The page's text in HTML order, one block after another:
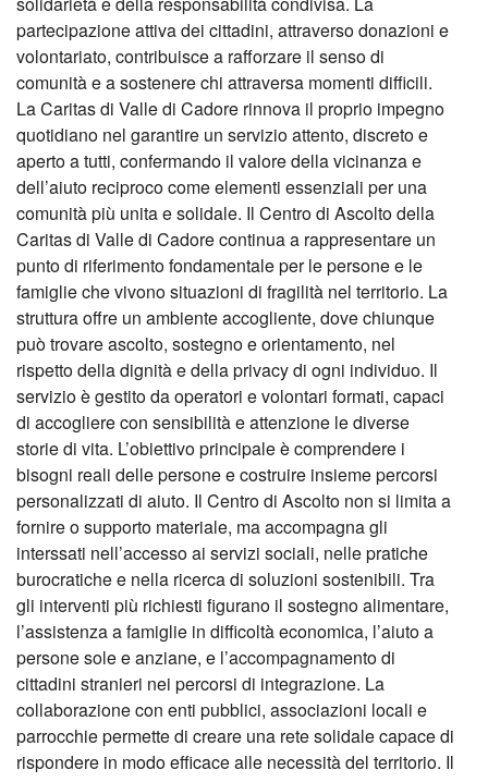
partecipazione attiva dei cittadini, attraverso donazioni e
volontariato, contribuisce a rafforzare il senso di
comunità e a sostenere chi attraversa momenti difficili.
La Caritas di Valle di Cadore rinnova il proprio impegno
quotidiano nel garantire un servizio attento, discreto e
aperto a tutti, confermando il valore della vicinanza e
dell’aiuto reciproco come elementi essenziali per una
comunità più unita e solidale. Il Centro di Ascolto della
Caritas di Valle di Cadore continua a rappresentare un
punto di riferimento fondamentale per le persone e le
famiglie che vivono situazioni di fragilità nel territorio. La
struttura offre un ambiente accogliente, dove chiunque
può trovare ascolto, sostegno e orientamento, nel
rispetto della dignità e della privacy di ogni individuo. Il
servizio è gestito da operatori e volontari formati, capaci
di accogliere con sensibilità e attenzione le diverse
storie di vita. L’obiettivo principale è comprendere i
bisogni reali delle persone e costruire insieme percorsi
personalizzati di aiuto. Il Centro di Ascolto non si limita a
fornire o supporto materiale, ma accompagna gli
interssati nell’accesso ai servizi sociali, nelle pratiche
burocratiche e nella ricerca di soluzioni sostenibili. Tra
gli interventi più richiesti figurano il sostegno alimentare,
l’assistenza a famiglie in difficoltà economica, l’aiuto a
persone sole e anziane, e l’accompagnamento di
cittadini stranieri nei percorsi di integrazione. La
collaborazione con enti pubblici, associazioni locali e
parrocchie permette di creare una rete solidale capace di
rispondere in modo efficace alle necessità del territorio. Il